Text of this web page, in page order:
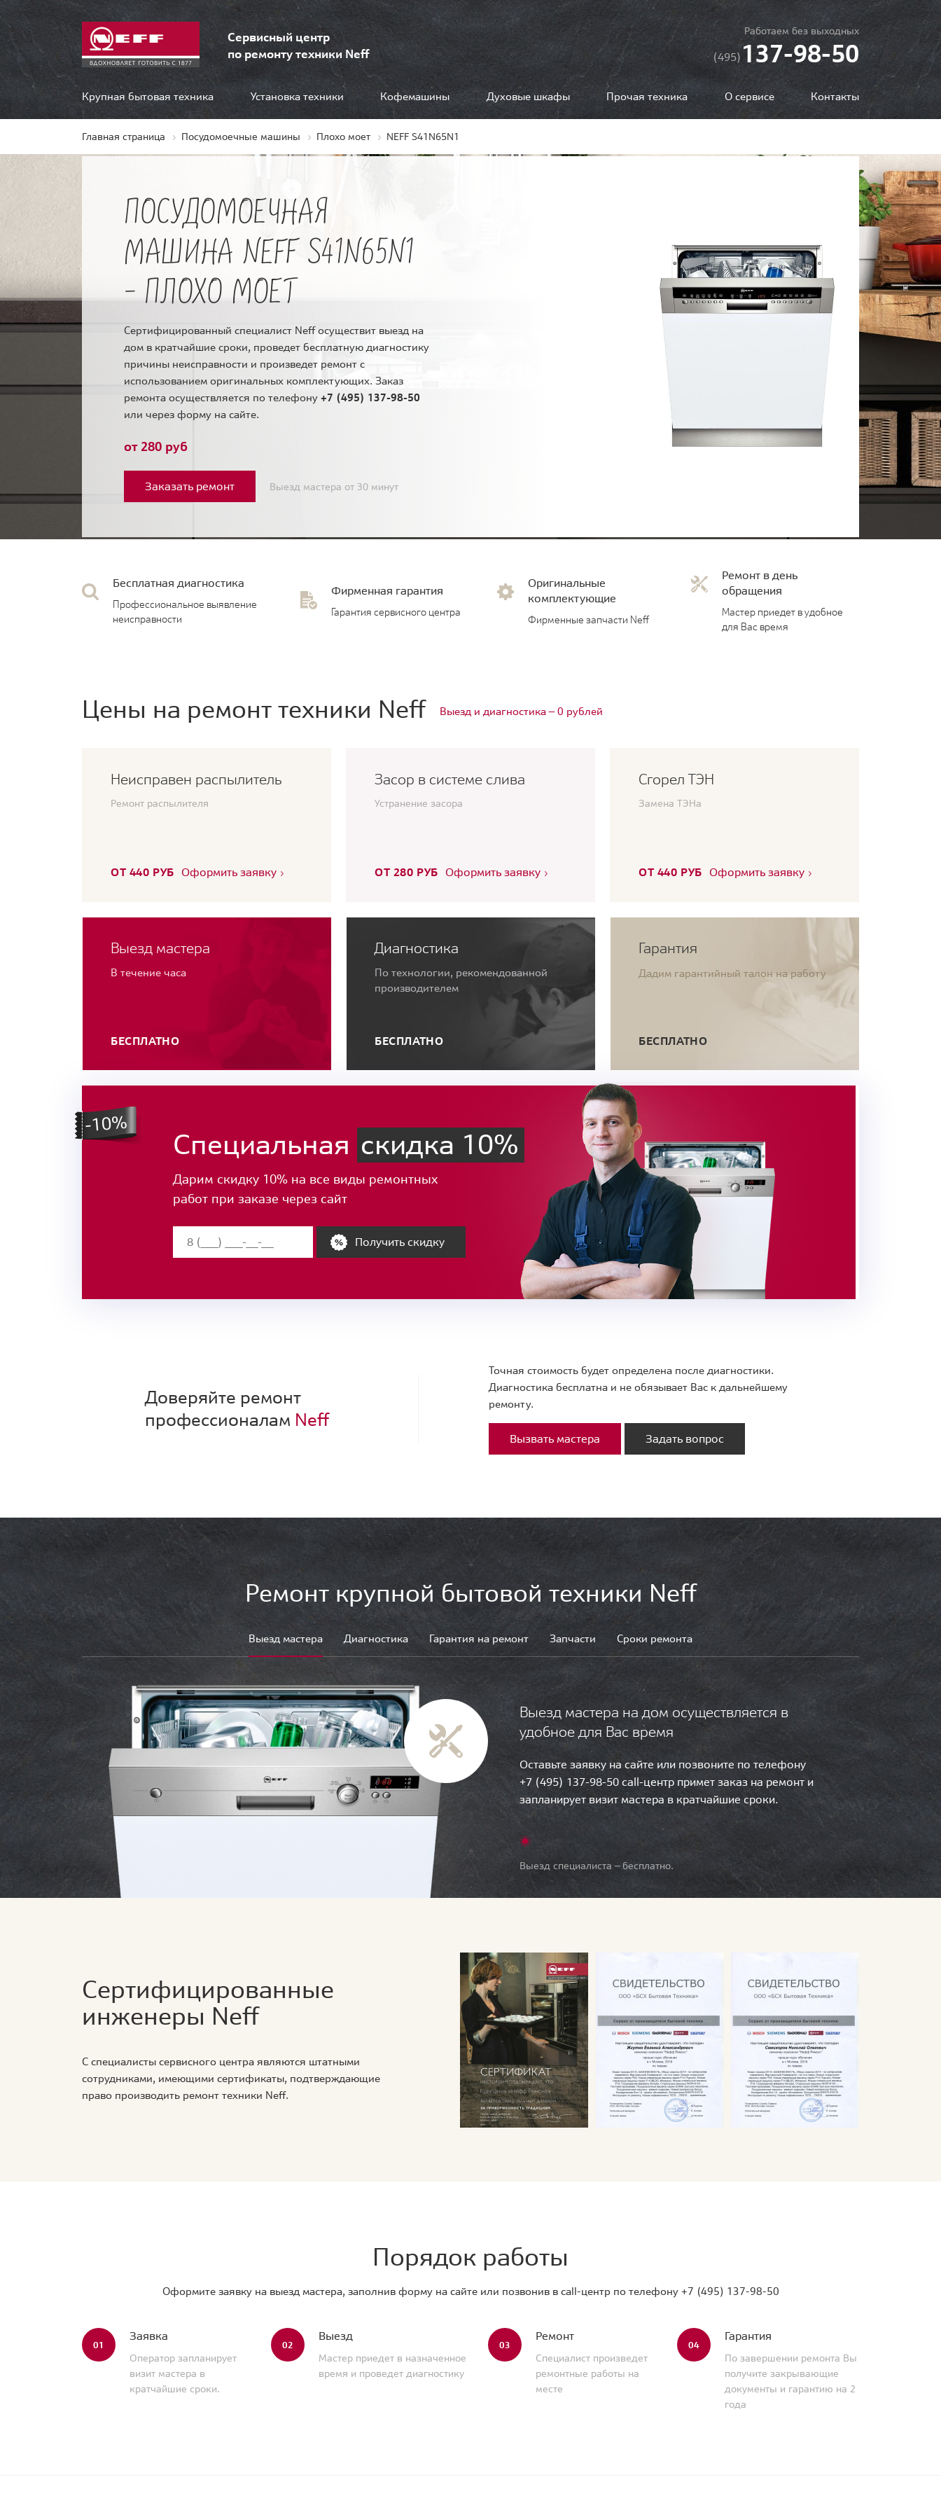
Сервисный центр
по ремонту техники Neff
Работаем без выходных
(495)137-98-50
Крупная бытовая техника Установка техники Кофемашины Духовые шкафы Прочая техника О сервисе Контакты
Главная страница Посудомоечные машины Плохо моет NEFF S41N65N1
ПОСУДОМОЕЧНАЯ
МАШИНА NEFF S41N65N1
- ПЛОХО МОЕТ
Сертифицированный специалист Neff осуществит выезд на
дом в кратчайшие сроки, проведет бесплатную диагностику
причины неисправности и произведет ремонт с
использованием оригинальных комплектующих. Заказ
ремонта осуществляется по телефону +7 (495) 137-98-50
или через форму на сайте.
от 280 руб
Заказать ремонт Выезд мастера от 30 минут
Бесплатная диагностика
Профессиональное выявление
неисправности
Фирменная гарантия
Гарантия сервисного центра
Оригинальные
комплектующие
Фирменные запчасти Neff
Ремонт в день
обращения
Мастер приедет в удобное
для Вас время
Цены на ремонт техники Neff Выезд и диагностика — 0 рублей
Неисправен распылитель
Ремонт распылителя
ОТ 440 РУБ Оформить заявку
Засор в системе слива
Устранение засора
ОТ 280 РУБ Оформить заявку
Сгорел ТЭН
Замена ТЭНа
ОТ 440 РУБ Оформить заявку
Выезд мастера
В течение часа
БЕСПЛАТНО
Диагностика
По технологии, рекомендованной
производителем
БЕСПЛАТНО
Гарантия
Дадим гарантийный талон на работу
БЕСПЛАТНО
Специальная скидка 10%
Дарим скидку 10% на все виды ремонтных
работ при заказе через сайт
Получить скидку
Доверяйте ремонт
профессионалам Neff
Точная стоимость будет определена после диагностики.
Диагностика бесплатна и не обязывает Вас к дальнейшему
ремонту.
Вызвать мастера Задать вопрос
Ремонт крупной бытовой техники Neff
Выезд мастера Диагностика Гарантия на ремонт Запчасти Сроки ремонта
Выезд мастера на дом осуществляется в
удобное для Вас время
Оставьте заявку на сайте или позвоните по телефону
+7 (495) 137-98-50 call-центр примет заказ на ремонт и
запланирует визит мастера в кратчайшие сроки.
Выезд специалиста — бесплатно.
Сертифицированные
инженеры Neff
С специалисты сервисного центра являются штатными
сотрудниками, имеющими сертификаты, подтверждающие
право производить ремонт техники Neff.
Порядок работы
Оформите заявку на выезд мастера, заполнив форму на сайте или позвонив в call-центр по телефону +7 (495) 137-98-50
01
Заявка
Оператор запланирует
визит мастера в
кратчайшие сроки.
02
Выезд
Мастер приедет в назначенное
время и проведет диагностику
03
Ремонт
Специалист произведет
ремонтные работы на
месте
04
Гарантия
По завершении ремонта Вы
получите закрывающие
документы и гарантию на 2
года